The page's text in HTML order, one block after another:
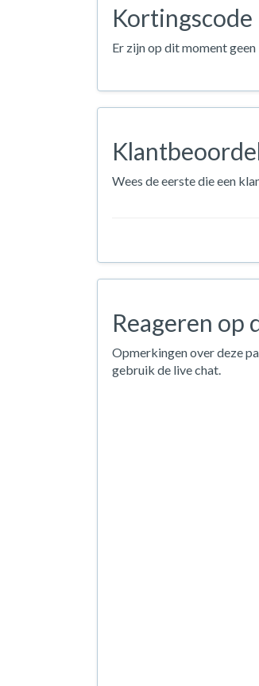
Er zijn op dit moment
Wees de eerste die een
Reageren op
Opmerkingen over deze
gebruik de live chat.